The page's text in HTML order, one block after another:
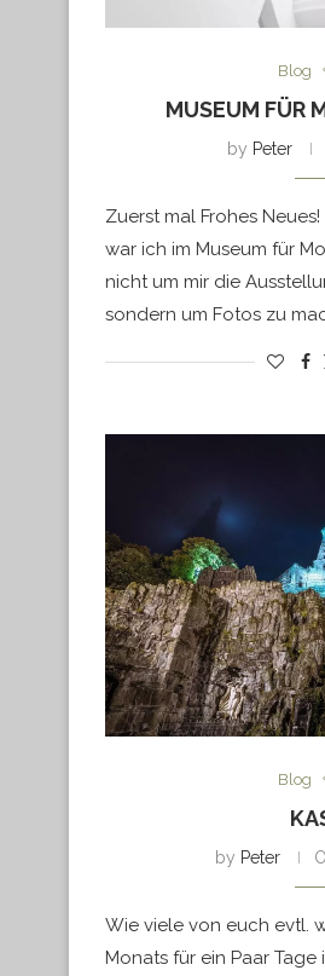
Blog
MUSEUM FÜR
by Peter
Zuerst mal Frohes
war ich im Museum für
nicht um mir die
sondern um Fotos zu
Blog
by Peter
Wie viele von euch evtl.
Monats für ein Paar Tage